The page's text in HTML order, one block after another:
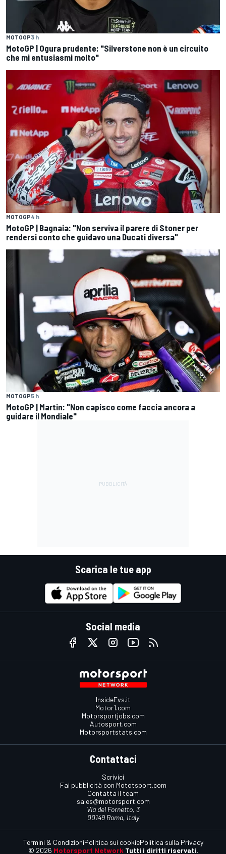
MOTOGP3 h
MotoGP | Ogura prudente: "Silverstone non è un circuito
che mi entusiasmi molto"
MOTOGP4 h
MotoGP | Bagnaia: "Non serviva il parere di Stoner per
rendersi conto che guidavo una Ducati diversa"
MOTOGP5 h
MotoGP | Martin: "Non capisco come faccia ancora a
guidare il Mondiale"
Scarica le tue app
Social media
InsideEvs.it
Motor1.com
Motorsportjobs.com
Autosport.com
Motorsportstats.com
Contattaci
Scrivici
Fai pubblicità con Mototsport.com
Contatta il team
sales@motorsport.com
Via del Fornetto, 3
00149 Roma, Italy
© 2026 Motorsport Network Tutti i diritti riservati.
Termini & CondizioniPolitica sui cookiePolitica sulla Privacy